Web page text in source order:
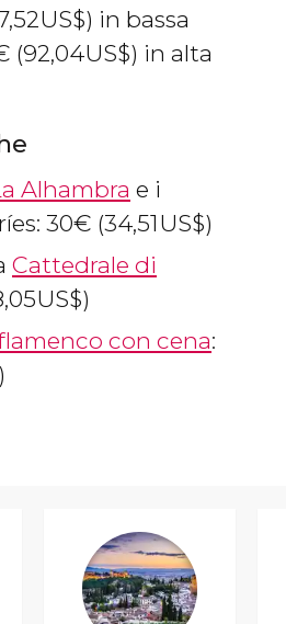
US$) in bassa
(92,04US$) in alta
Alhambra e i
30€ (34,51 US$)
Cattedrale di
US$)
con cena:
)